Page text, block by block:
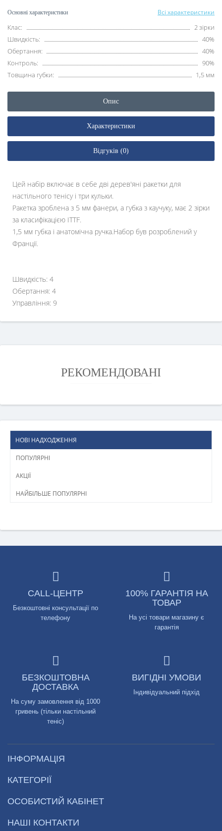
Основні характеристики Всі характеристики
Клас:
2 зірки
Швидкість:
40%
Обертання:
40%
Контроль:
90%
Товщина губки:
1,5 мм
Опис
Характеристики
Відгуків (0)
Цей набір включає в себе дві дерев'яні ракетки для
настільного тенісу і три кульки.
Ракетка зроблена з 5 мм фанери, а губка з каучуку, має 2 зірки
за класифікацією ITTF.
1,5 мм губка і анатомічна ручка.Набор був розроблений у
Франції.
Швидкість: 4
Обертання: 4
Управління: 9
РЕКОМЕНДОВАНІ
НОВІ НАДХОДЖЕННЯ
ПОПУЛЯРНІ
АКЦІЇ
НАЙБІЛЬШЕ ПОПУЛЯРНІ
CALL-ЦЕНТР
Безкоштовні консультації по
телефону
100% ГАРАНТІЯ НА
ТОВАР
На усі товари магазину є
гарантія
БЕЗКОШТОВНА
ДОСТАВКА
На суму замовлення від 1000
гривень (тільки настільний
теніс)
ВИГІДНІ УМОВИ
Індивідуальний підхід
ІНФОРМАЦІЯ
КАТЕГОРІЇ
ОСОБИСТИЙ КАБІНЕТ
НАШІ КОНТАКТИ